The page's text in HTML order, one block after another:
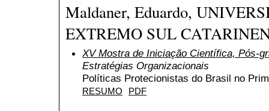
Maldaner, Eduardo,
EXTREMO SUL
XV Mostra de Iniciação Científica, Pós-
Estratégias Organizacionais
Políticas Protecionistas do Brasil no
RESUMO PDF